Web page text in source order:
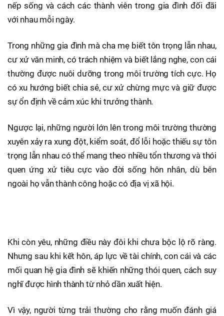
nếp sống và cách các thành viên trong gia đình đối đãi
với nhau mỗi ngày.
Trong những gia đình mà cha mẹ biết tôn trọng lẫn nhau,
cư xử văn minh, có trách nhiệm và biết lắng nghe, con cái
thường được nuôi dưỡng trong môi trường tích cực. Họ
có xu hướng biết chia sẻ, cư xử chừng mực và giữ được
sự ổn định về cảm xúc khi trưởng thành.
Ngược lại, những người lớn lên trong môi trường thường
xuyên xảy ra xung đột, kiểm soát, đổ lỗi hoặc thiếu sự tôn
trọng lẫn nhau có thể mang theo nhiều tổn thương và thói
quen ứng xử tiêu cực vào đời sống hôn nhân, dù bên
ngoài họ vẫn thành công hoặc có địa vị xã hội.
Khi còn yêu, những điều này đôi khi chưa bộc lộ rõ ràng.
Nhưng sau khi kết hôn, áp lực về tài chính, con cái và các
mối quan hệ gia đình sẽ khiến những thói quen, cách suy
nghĩ được hình thành từ nhỏ dần xuất hiện.
Vì vậy, người từng trải thường cho rằng muốn đánh giá